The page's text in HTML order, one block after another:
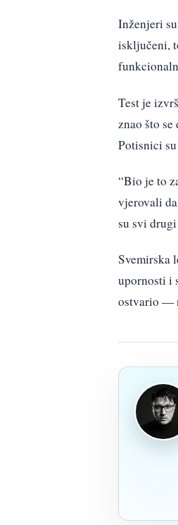
Inženjeri
isključeni,
Test je
znao što
Potisnici
“Bio je to
vjerovali
su svi
Svemirska
upornosti i
ostvario —